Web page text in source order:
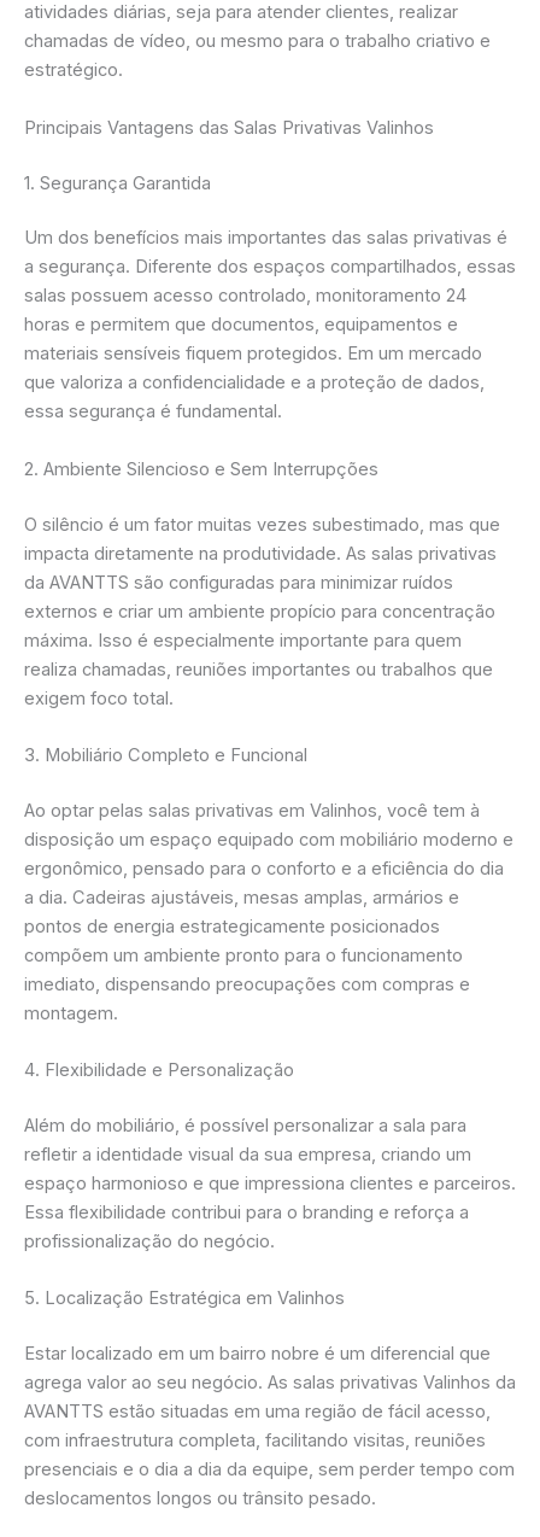
atividades diárias, seja para atender clientes, realizar
chamadas de vídeo, ou mesmo para o trabalho criativo e
estratégico.
Principais Vantagens das Salas Privativas Valinhos
1. Segurança Garantida
Um dos benefícios mais importantes das salas privativas é
a segurança. Diferente dos espaços compartilhados, essas
salas possuem acesso controlado, monitoramento 24
horas e permitem que documentos, equipamentos e
materiais sensíveis fiquem protegidos. Em um mercado
que valoriza a confidencialidade e a proteção de dados,
essa segurança é fundamental.
2. Ambiente Silencioso e Sem Interrupções
O silêncio é um fator muitas vezes subestimado, mas que
impacta diretamente na produtividade. As salas privativas
da AVANTTS são configuradas para minimizar ruídos
externos e criar um ambiente propício para concentração
máxima. Isso é especialmente importante para quem
realiza chamadas, reuniões importantes ou trabalhos que
exigem foco total.
3. Mobiliário Completo e Funcional
Ao optar pelas salas privativas em Valinhos, você tem à
disposição um espaço equipado com mobiliário moderno e
ergonômico, pensado para o conforto e a eficiência do dia
a dia. Cadeiras ajustáveis, mesas amplas, armários e
pontos de energia estrategicamente posicionados
compõem um ambiente pronto para o funcionamento
imediato, dispensando preocupações com compras e
montagem.
4. Flexibilidade e Personalização
Além do mobiliário, é possível personalizar a sala para
refletir a identidade visual da sua empresa, criando um
espaço harmonioso e que impressiona clientes e parceiros.
Essa flexibilidade contribui para o branding e reforça a
profissionalização do negócio.
5. Localização Estratégica em Valinhos
Estar localizado em um bairro nobre é um diferencial que
agrega valor ao seu negócio. As salas privativas Valinhos da
AVANTTS estão situadas em uma região de fácil acesso,
com infraestrutura completa, facilitando visitas, reuniões
presenciais e o dia a dia da equipe, sem perder tempo com
deslocamentos longos ou trânsito pesado.